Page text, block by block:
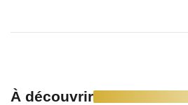
À découvrir